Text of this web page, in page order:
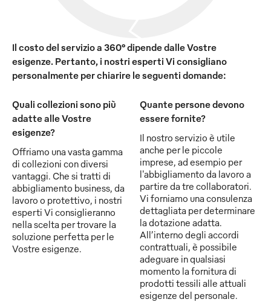
Il costo del servizio a 360° dipende dalle Vostre
esigenze. Pertanto, i nostri esperti Vi consigliano
personalmente per chiarire le seguenti domande:
Quali collezioni sono più
adatte alle Vostre
esigenze?
Offriamo una vasta gamma
di collezioni con diversi
vantaggi. Che si tratti di
abbigliamento business, da
lavoro o protettivo, i nostri
esperti Vi consiglieranno
nella scelta per trovare la
soluzione perfetta per le
Vostre esigenze.
Quante persone devono
essere fornite?
Il nostro servizio è utile
anche per le piccole
imprese, ad esempio per
l'abbigliamento da lavoro a
partire da tre collaboratori.
Vi forniamo una consulenza
dettagliata per determinare
la dotazione adatta.
All’interno degli accordi
contrattuali, è possibile
adeguare in qualsiasi
momento la fornitura di
prodotti tessili alle attuali
esigenze del personale.